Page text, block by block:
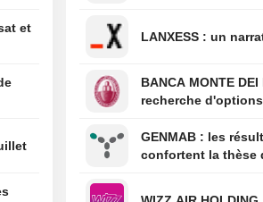
et
LANXESS
BANCA MONTE DEI
recherche
GENMAB : les résultats du deuxième trimestre
confortent la thèse